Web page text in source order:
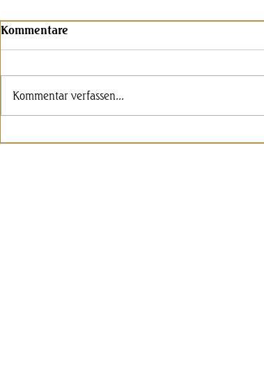
der Körper auf Reisen
Kommentare
Kommentar verfassen...